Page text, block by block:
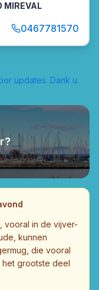
MIREVAL
0467781570
updates. Dank u
vooral in de vijver-
kunnen
die vooral
het grootste deel